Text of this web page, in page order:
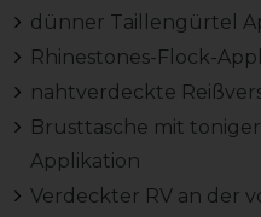
dünner Taillengürtel
Rhinestones-Flock-
nahtverdeckte
Brusttasche mit
Applikation
Verdeckter RV an der